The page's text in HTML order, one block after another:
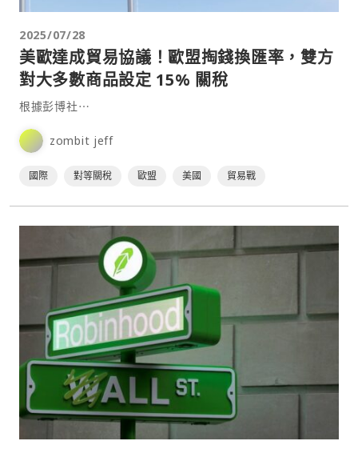
2025/07/28
美歐達成貿易協議！歐盟掏錢換匯率，雙方
對大多數商品設定 15% 關稅
根據彭博社⋯
zombit jeff
國際 對等關稅 歐盟 美國 貿易戰